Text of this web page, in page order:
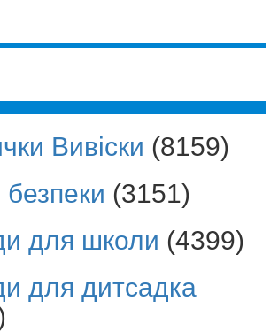
Вивіски (8159)
(3151)
для школи (4399)
для дитсадка